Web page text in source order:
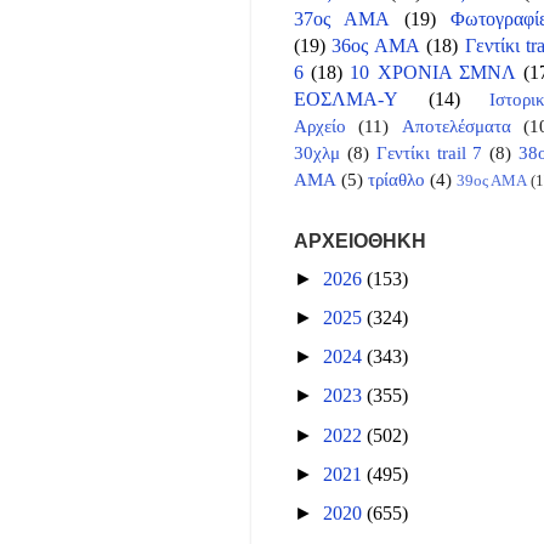
37ος ΑΜΑ
(19)
(19) 36ος ΑΜΑ (18) Γεντίκι
6 (18) 10 ΧΡΟΝΙΑ ΣΜΝΛ
ΕΟΣΛΜΑ-Υ
(14)
Αρχείο
(11) Αποτελέσματα
30χλμ (8) Γεντίκι trail 7 (8)
ΑΜΑ (5) τρίαθλο (4) 39ος ΑΜΑ
ΑΡΧΕΙΟΘΗΚΗ
► 2026 (153)
► 2025 (324)
► 2024 (343)
► 2023 (355)
► 2022 (502)
► 2021 (495)
► 2020 (655)